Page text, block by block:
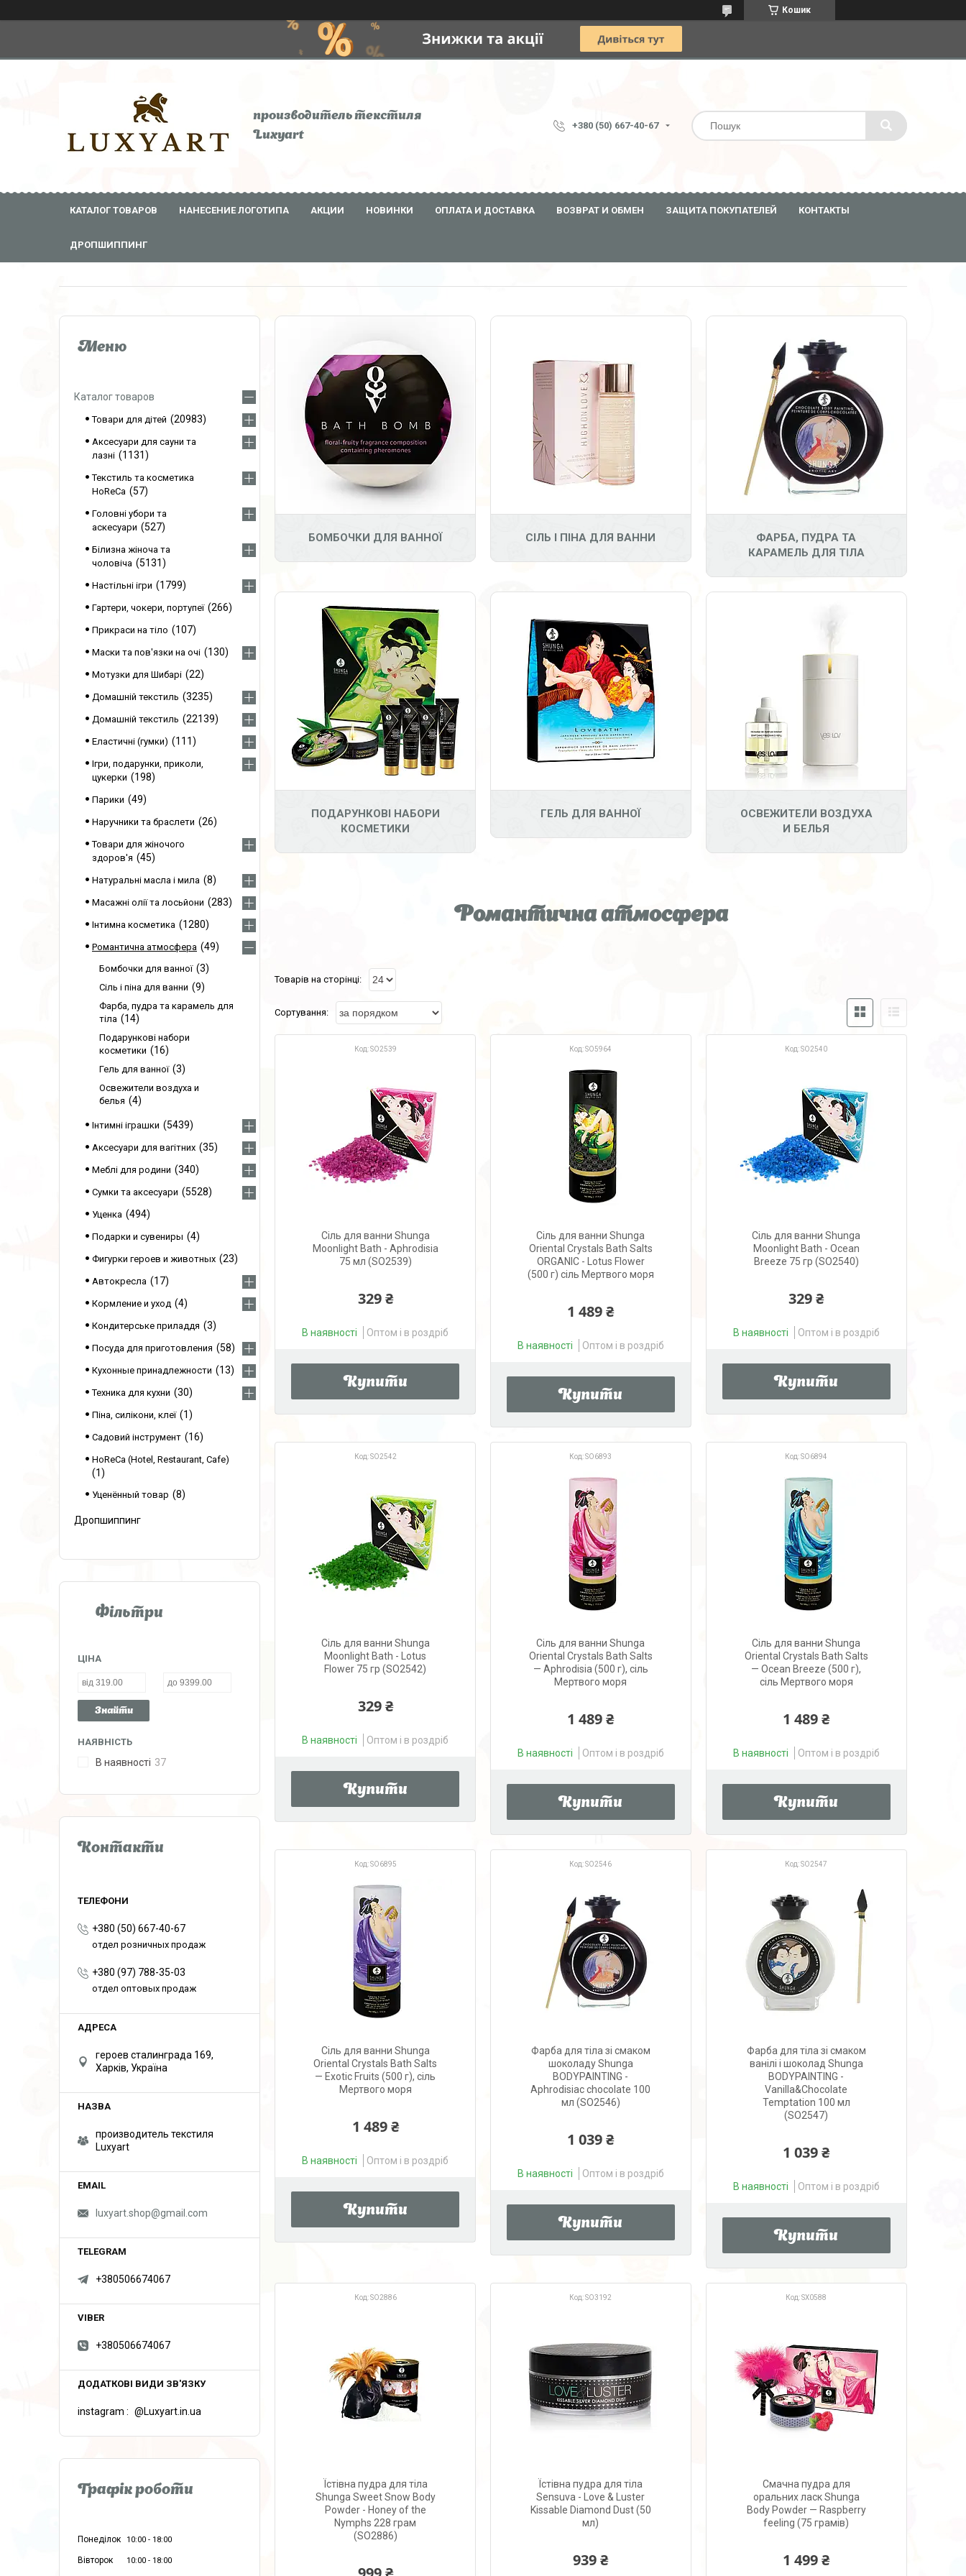
Кошик
производитель текстиля
Luxyart
+380 (50) 667-40-67
КАТАЛОГ ТОВАРОВ НАНЕСЕНИЕ ЛОГОТИПА АКЦИИ НОВИНКИ ОПЛАТА И ДОСТАВКА ВОЗВРАТ И ОБМЕН ЗАЩИТА ПОКУПАТЕЛЕЙ КОНТАКТЫ
ДРОПШИППИНГ
БОМБОЧКИ ДЛЯ ВАННОЇ СІЛЬ І ПІНА ДЛЯ ВАННИ
ФАРБА, ПУДРА ТА
КАРАМЕЛЬ ДЛЯ ТІЛА
16
ПОДАРУНКОВІ НАБОРИ
КОСМЕТИКИ
3
ГЕЛЬ ДЛЯ ВАННОЇ
4
ОСВЕЖИТЕЛИ ВОЗДУХА
И БЕЛЬЯ
Романтична атмосфера
SO2539
Сіль для ванни Shunga
Moonlight Bath - Aphrodisia
75 мл (SO2539)
329 ₴
В наявності Оптом і в роздріб
Купити
SO5964
Сіль для ванни Shunga
Oriental Crystals Bath Salts
ORGANIC - Lotus Flower
(500 г) сіль Мертвого моря
1 489 ₴
В наявності Оптом і в роздріб
Купити
SO2540
Сіль для ванни Shunga
Moonlight Bath - Ocean
Breeze 75 гр (SO2540)
329 ₴
В наявності Оптом і в роздріб
Купити
SO2542
Сіль для ванни Shunga
Moonlight Bath - Lotus
Flower 75 гр (SO2542)
329 ₴
В наявності Оптом і в роздріб
Купити
SO6893
Сіль для ванни Shunga
Oriental Crystals Bath Salts
— Aphrodisia (500 г), сіль
Мертвого моря
1 489 ₴
В наявності Оптом і в роздріб
Купити
SO6894
Сіль для ванни Shunga
Oriental Crystals Bath Salts
— Ocean Breeze (500 г),
сіль Мертвого моря
1 489 ₴
В наявності Оптом і в роздріб
Купити
SO6895
Сіль для ванни Shunga
Oriental Crystals Bath Salts
— Exotic Fruits (500 г), сіль
Мертвого моря
1 489 ₴
В наявності Оптом і в роздріб
Купити
SO2546
Фарба для тіла зі смаком
шоколаду Shunga
BODYPAINTING -
Aphrodisiac chocolate 100
мл (SO2546)
1 039 ₴
В наявності Оптом і в роздріб
Купити
SO2547
Фарба для тіла зі смаком
ванілі і шоколад Shunga
BODYPAINTING -
Vanilla&Chocolate
Temptation 100 мл
(SO2547)
1 039 ₴
В наявності Оптом і в роздріб
Купити
SO2886
Їстівна пудра для тіла
Shunga Sweet Snow Body
Powder - Honey of the
Nymphs 228 грам
(SO2886)
SO3192
Їстівна пудра для тіла
Sensuva - Love & Luster
Kissable Diamond Dust (50
мл)
939 ₴
SX0588
Смачна пудра для
оральних ласк Shunga
Body Powder — Raspberry
feeling (75 грамів)
1 499 ₴
Каталог товаров
Товари для дітей 20983
Аксесуари для сауни та
лазні
1131
Текстиль та косметика
HoReCa
57
Головні убори та
аскесуари
527
Білизна жіноча та
чоловіча
5131
Настільні ігри 1799
Гартери, чокери, портупеї 266
Прикраси на тіло 107
Маски та пов'язки на очі 130
Мотузки для Шибарі 22
Домашній текстиль 3235
Домашній текстиль 22139
Еластичні (гумки) 111
Ігри, подарунки, приколи,
цукерки
198
Парики 49
Наручники та браслети 26
Товари для жіночого
здоров'я
45
Натуральні масла і мила 8
Масажні олії та лосьйони 283
Інтимна косметика 1280
Романтична атмосфера 49
Бомбочки для ванної 3
Сіль і піна для ванни 9
Фарба, пудра та карамель для
тіла
14
Подарункові набори
косметики
16
Гель для ванної 3
Освежители воздуха и
белья
4
Інтимні іграшки 5439
Аксесуари для вагітних 35
Меблі для родини 340
Сумки та аксесуари 5528
Уценка 494
Подарки и сувениры 4
Фигурки героев и животных 23
Автокресла 17
Кормление и уход 4
Кондитерське приладдя 3
Посуда для приготовления 58
Кухонные принадлежности 13
Техника для кухни 30
Піна, силікони, клеї 1
Садовий інструмент 16
HoReCa (Hotel, Restaurant, Cafe)
1
Уценённый товар 8
Дропшиппинг
Фільтри
ЦІНА
Знайти
НАЯВНІСТЬ
В наявності 37
Контакти
+380 (50) 667-40-67
отдел розничных продаж
+380 (97) 788-35-03
отдел оптовых продаж
героев сталинграда 169,
Харків, Україна
производитель текстиля
Luxyart
luxyart.shop@gmail.com
+380506674067
+380506674067
instagram @Luxyart.in.ua
Графік роботи
Понеділок 10:00 18:00
Вівторок 10:00 18:00